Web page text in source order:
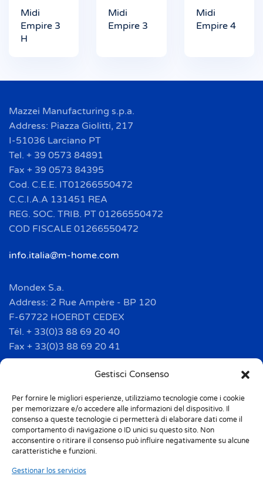
Gestisci Consenso
Per fornire le migliori esperienze, utilizziamo tecnologie come i cookie
per memorizzare e/o accedere alle informazioni del dispositivo. Il
consenso a queste tecnologie ci permetterà di elaborare dati come il
comportamento di navigazione o ID unici su questo sito. Non
acconsentire o ritirare il consenso può influire negativamente su alcune
caratteristiche e funzioni.
Gestionar los servicios
Midi
Empire 3
H
Midi
Empire 3
Midi
Empire 4
Mazzei Manufacturing s.p.a.
Address: Piazza Giolitti, 217
I-51036 Larciano PT
Tel. + 39 0573 84891
Fax + 39 0573 84395
Cod. C.E.E. IT01266550472
C.C.I.A.A 131451 REA
REG. SOC. TRIB. PT 01266550472
COD FISCALE 01266550472
info.italia@m-home.com
Mondex S.a.
Address: 2 Rue Ampère - BP 120
F-67722 HOERDT CEDEX
Tél. + 33(0)3 88 69 20 40
Fax + 33(0)3 88 69 20 41
info.france@m-home.com
Mondex Menaje España S.a.
Address: Ctra de Girona, km. 101.5
E-17160 Angles (Girona)
Tel. + 34 9 72 42 32 50